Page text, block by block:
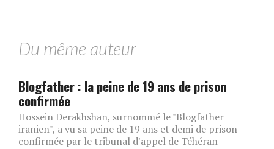
Du même auteur
Blogfather : la peine de 19 ans de prison
confirmée
Hossein Derakhshan, surnommé le "Blogfather
iranien", a vu sa peine de 19 ans et demi de prison
confirmée par le tribunal d'appel de Téhéran